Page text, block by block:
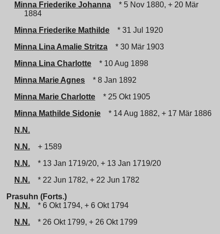
Minna Friederike Johanna
* 5 Nov 1880, + 20 Mär
1884
Minna Friederike Mathilde
* 31 Jul 1920
Minna Lina Amalie Stritza
* 30 Mär 1903
Minna Lina Charlotte
* 10 Aug 1898
Minna Marie Agnes
* 8 Jan 1892
Minna Marie Charlotte
* 25 Okt 1905
Minna Mathilde Sidonie
* 14 Aug 1882, + 17 Mär 1886
N.N.
N.N.
+ 1589
N.N.
* 13 Jan 1719/20, + 13 Jan 1719/20
N.N.
* 22 Jun 1782, + 22 Jun 1782
Prasuhn (Forts.)
N.N.
* 6 Okt 1794, + 6 Okt 1794
N.N.
* 26 Okt 1799, + 26 Okt 1799